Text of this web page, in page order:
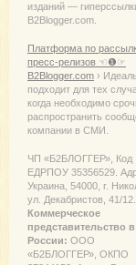
изданий —
B2Blogger.com.
Платформа по
пресс-релизов ☜❶☞
B2Blogger.com ›
подходит для тех
когда необходимо
распространить
компании в СМИ.
ЧП «Б2БЛОГГЕР», Код
ЕДРПОУ 35356529.
Украина, 54000, г.
ул. Декабристов, 41/12.
Коммерческое
представительство в
России: ООО
«Б2БЛОГГЕР», ОКПО